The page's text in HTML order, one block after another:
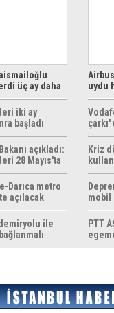
üç ay daha
iki ay
başladı
açıkladı:
28 Mayıs'ta
Darıca metro
açılacak
ile
uydu
Kriz
mobil
PTT